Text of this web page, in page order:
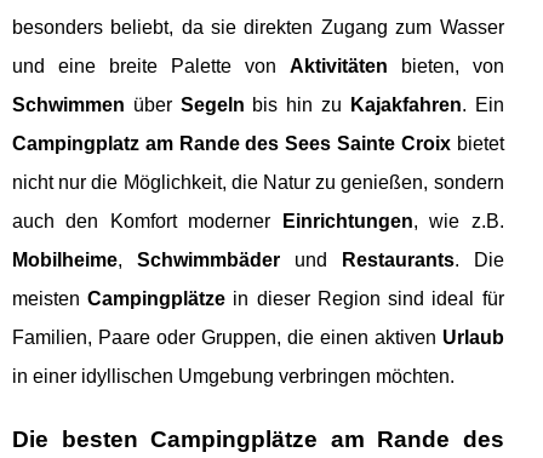
besonders beliebt, da sie direkten Zugang zum Wasser
und eine breite Palette von Aktivitäten bieten, von
Schwimmen über Segeln bis hin zu Kajakfahren. Ein
Campingplatz am Rande des Sees Sainte Croixbietet
nicht nur die Möglichkeit, die Natur zu genießen, sondern
auch den Komfort moderner
Einrichtungen, wie z.B.
Mobilheime, Schwimmbäderund Restaurants. Die
meistenCampingplätze in dieser Region sind ideal für
Familien, Paare oder Gruppen, die einen aktiven Urlaub
in einer idyllischen Umgebung verbringen möchten.
Die besten Campingplätze am Rande des